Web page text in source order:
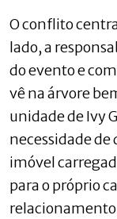
O conflito
lado, a
do evento e
vê na árvore
unidade de Ivy
necessidade de
imóvel
para o próprio
relacionamento